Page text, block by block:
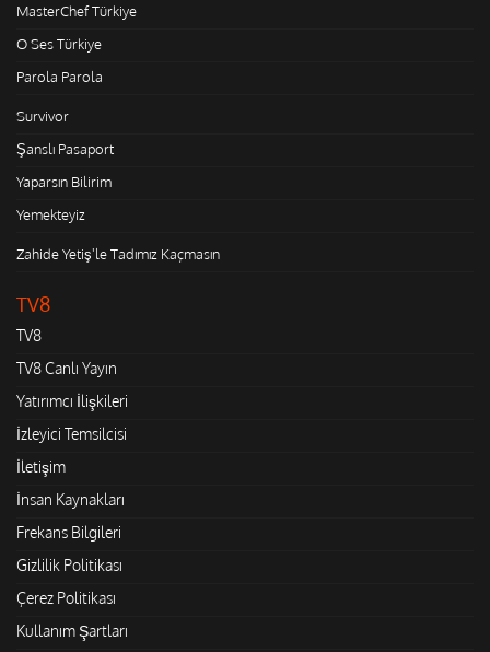
MasterChef Türkiye
O Ses Türkiye
Parola Parola
Survivor
Şanslı Pasaport
Yaparsın Bilirim
Yemekteyiz
Zahide Yetiş'le Tadımız Kaçmasın
TV8
TV8
TV8 Canlı Yayın
Yatırımcı İlişkileri
İzleyici Temsilcisi
İletişim
İnsan Kaynakları
Frekans Bilgileri
Gizlilik Politikası
Çerez Politikası
Kullanım Şartları